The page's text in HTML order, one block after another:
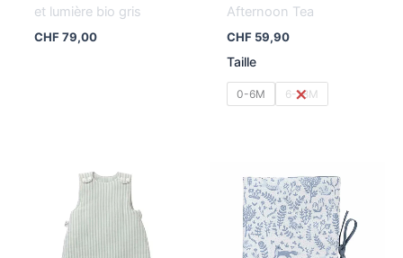
et lumière bio gris
CHF79,00
Afternoon Tea
CHF59,90
Taille
0-6M 6-18M